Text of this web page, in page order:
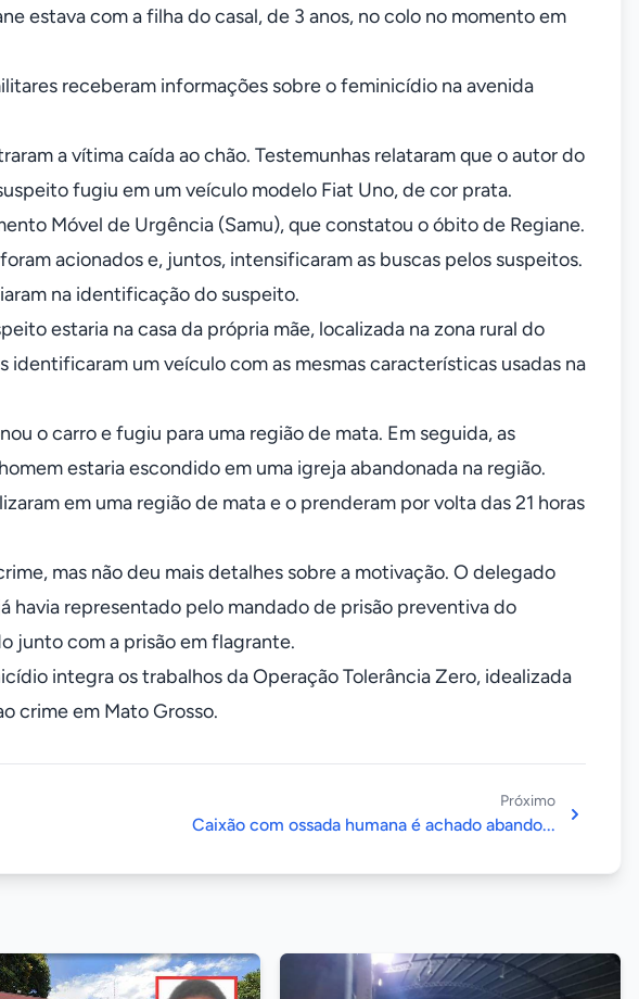
estava com a filha do casal, de 3 anos, no colo no momento em
receberam informações sobre o feminicídio na avenida
a vítima caída ao chão. Testemunhas relataram que o autor do
fugiu em um veículo modelo Fiat Uno, de cor prata.
Móvel de Urgência (Samu), que constatou o óbito de Regiane.
acionados e, juntos, intensificaram as buscas pelos suspeitos.
na identificação do suspeito.
estaria na casa da própria mãe, localizada na zona rural do
identificaram um veículo com as mesmas características usadas na
o carro e fugiu para uma região de mata. Em seguida, as
estaria escondido em uma igreja abandonada na região.
em uma região de mata e o prenderam por volta das 21 horas
mas não deu mais detalhes sobre a motivação. O delegado
havia representado pelo mandado de prisão preventiva do
junto com a prisão em flagrante.
integra os trabalhos da Operação Tolerância Zero, idealizada
crime em Mato Grosso.
Próximo
Caixão com ossada humana é achado abando...